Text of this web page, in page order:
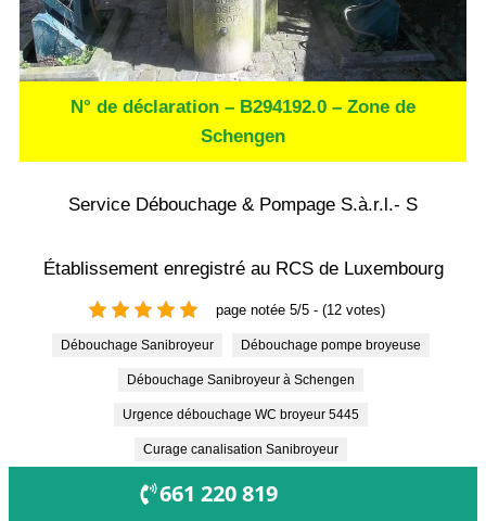
N° de déclaration – B294192.0 – Zone de
Schengen
Service Débouchage & Pompage S.à.r.l.- S
Établissement enregistré au RCS de Luxembourg
page notée 5/5 - (12 votes)
Débouchage Sanibroyeur Débouchage pompe broyeuse
Débouchage Sanibroyeur à Schengen
Urgence débouchage WC broyeur 5445
Curage canalisation Sanibroyeur
661 220 819